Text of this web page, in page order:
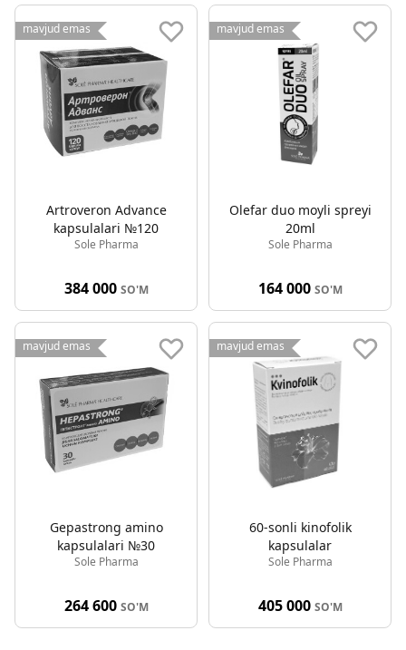
mavjud emas
Artroveron Advance
kapsulalari №120
Sole Pharma
384 000 SO'M
mavjud emas
Olefar duo moyli spreyi
20ml
Sole Pharma
164 000 SO'M
mavjud emas
Gepastrong amino
kapsulalari №30
Sole Pharma
264 600 SO'M
mavjud emas
60-sonli kinofolik
kapsulalar
Sole Pharma
405 000 SO'M